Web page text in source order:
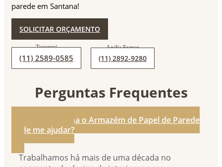
parede em Santana!
SOLICITAR ORÇAMENTO
(11) 2589-0585 (11) 2892-9280
Perguntas Frequentes
1. De que forma o Armazém de Papel de Parede
pode me ajudar?
Trabalhamos há mais de uma década no